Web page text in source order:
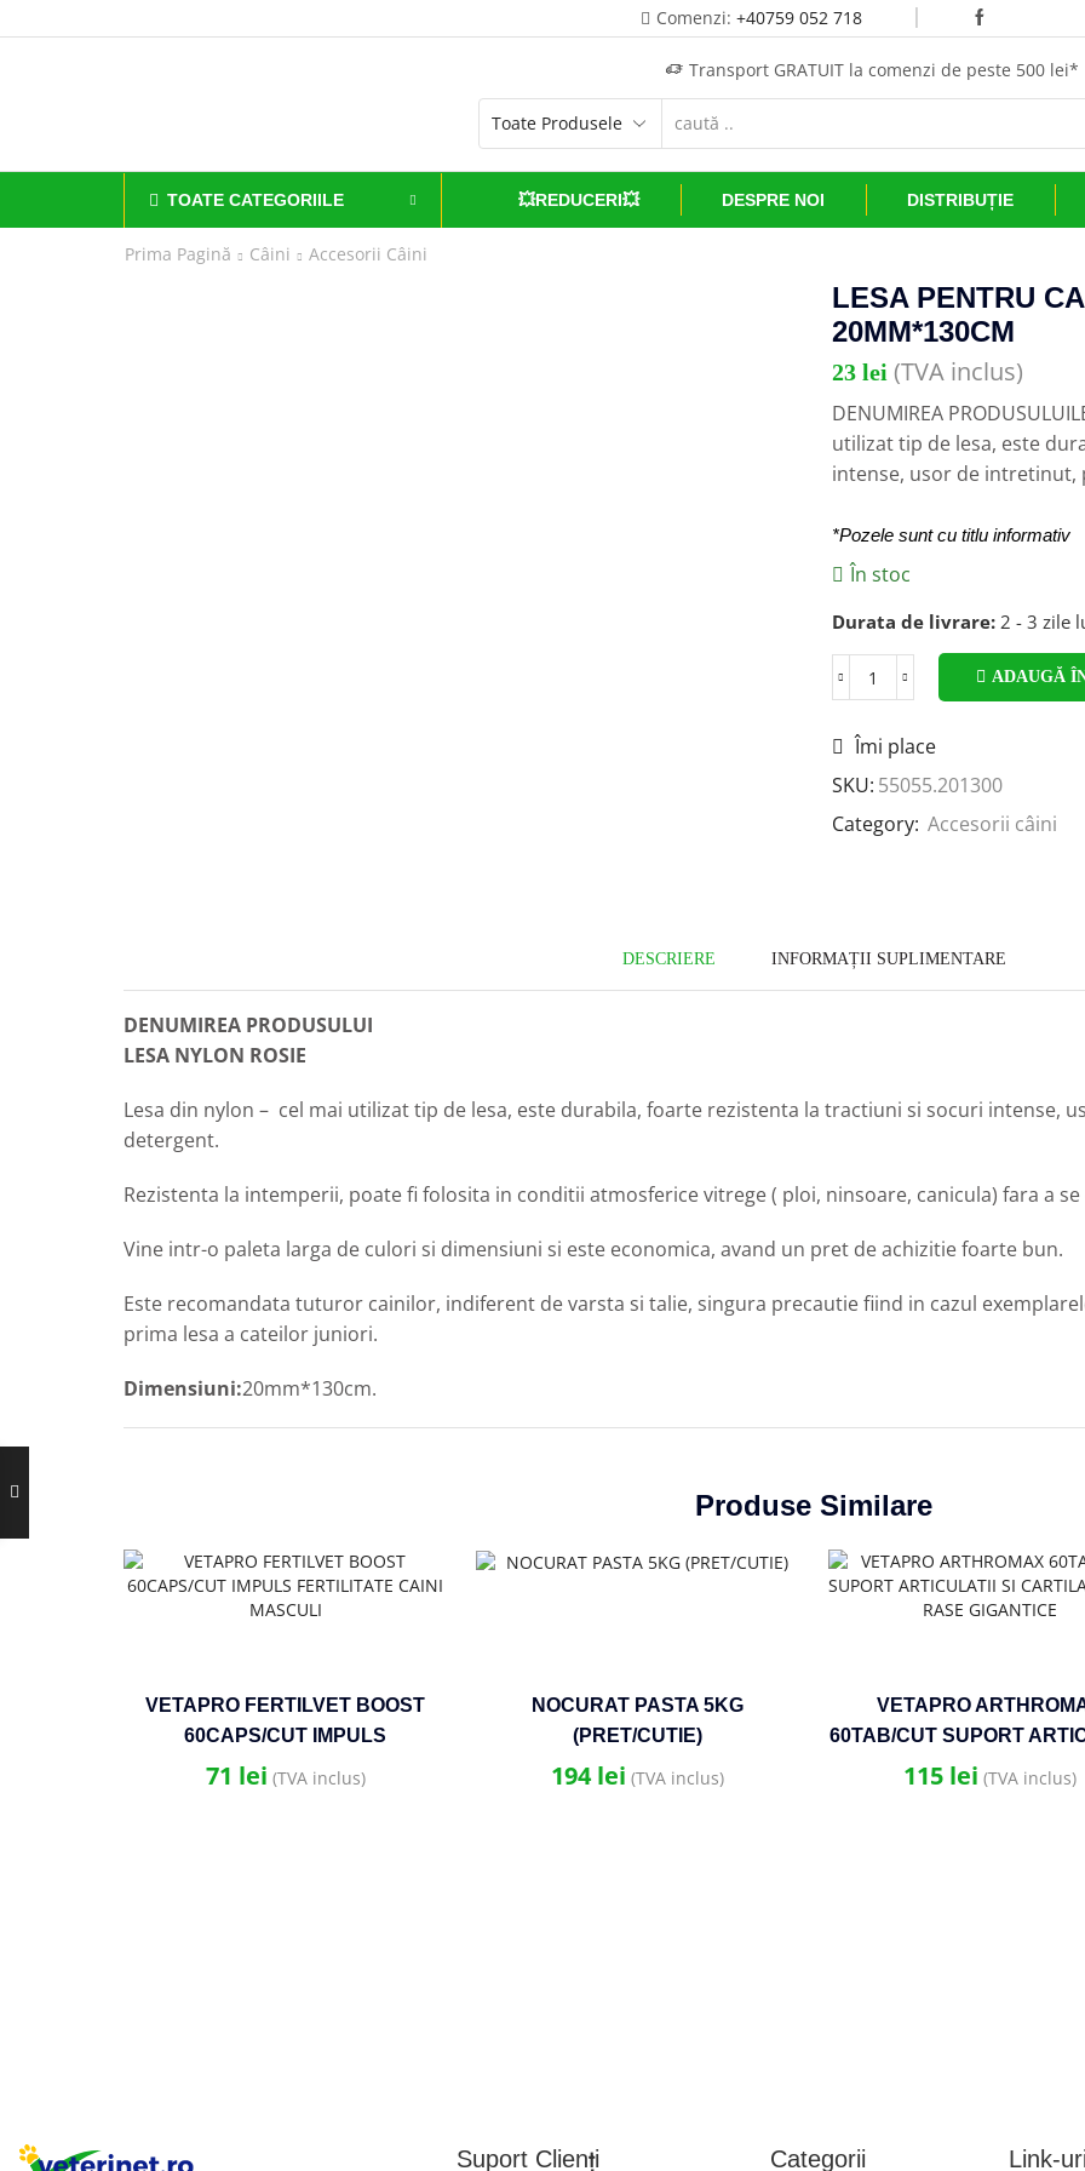
Comenzi: +40759 052 718
Transport GRATUIT la comenzi de peste 500 lei*
TOATE CATEGORIILE 💥REDUCERI💥 DESPRE NOI DISTRIBUȚIE
Prima Pagină Câini Accesorii Câini
LESA PENTRU
20MM*130CM
23 lei (TVA inclus)
DENUMIREA
utilizat tip de lesa, este
intense, usor de intretinut,
*Pozele sunt cu titlu informativ
În stoc
Durata de livrare: 2 - 3 zile
ADAUGĂ
Îmi place
SKU: 55055.201300
Category: Accesorii câini
DESCRIERE INFORMAȚII SUPLIMENTARE
DENUMIREA PRODUSULUI
LESA NYLON ROSIE
Lesa din nylon – cel mai utilizat tip de lesa, este durabila, foarte rezistenta la tractiuni si socuri intense,
detergent.
Rezistenta la intemperii, poate fi folosita in conditii atmosferice vitrege ( ploi, ninsoare, canicula) fara a
Vine intr-o paleta larga de culori si dimensiuni si este economica, avand un pret de achizitie foarte bun.
Este recomandata tuturor cainilor, indiferent de varsta si talie, singura precautie fiind in cazul
prima lesa a cateilor juniori.
Dimensiuni:20mm*130cm.
Produse Similare
VETAPRO FERTILVET BOOST
60CAPS/CUT IMPULS
FERTILITATE CAINI MASCULI
71 lei (TVA inclus)
NOCURAT PASTA 5KG
(PRET/CUTIE)
194lei (TVA inclus)
VETAPRO
60TAB/CUT SUPORT
SI CARTILAJE CAINI
115 lei (TVA inclus)
Suport Clienți Categorii Link-